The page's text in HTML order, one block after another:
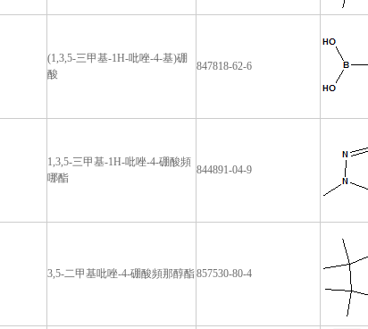
(1,3,5-三甲基-1H-吡唑-4-基)硼
酸
847818-62-6
1,3,5-三甲基-1H-吡唑-4-硼酸頻
哪酯
844891-04-9
3,5-二甲基吡唑-4-硼酸頻那醇酯857530-80-4